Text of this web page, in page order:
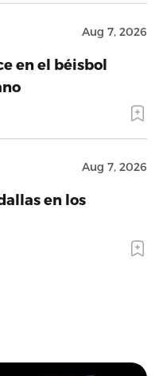
Aug 7, 2026
en el béisbol
Aug 7, 2026
en los